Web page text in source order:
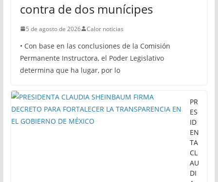
contra de dos munícipes
5 de agosto de 2026 Calor noticias
• Con base en las conclusiones de la Comisión
Permanente Instructora, el Poder Legislativo
determina que ha lugar, por lo
PR
ES
ID
EN
TA
CL
AU
DI